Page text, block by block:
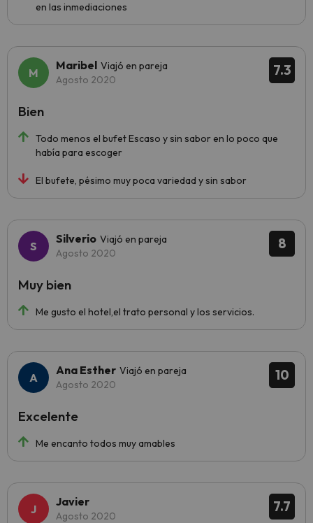
en las inmediaciones
7.3
Maribel Viajó en pareja
Agosto 2020
Todo menos el bufet Escaso y sin sabor en lo poco que
había para escoger
El bufete, pésimo muy poca variedad y sin sabor
Bien
8
Silverio Viajó en pareja
Agosto 2020
Me gusto el hotel,el trato personal y los servicios.
Muy bien
10
Ana Esther Viajó en pareja
Agosto 2020
Me encanto todos muy amables
Excelente
7.7
Javier
Agosto 2020